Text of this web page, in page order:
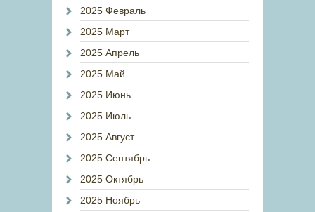
2025 Февраль
2025 Март
2025 Апрель
2025 Май
2025 Июнь
2025 Июль
2025 Август
2025 Сентябрь
2025 Октябрь
2025 Ноябрь